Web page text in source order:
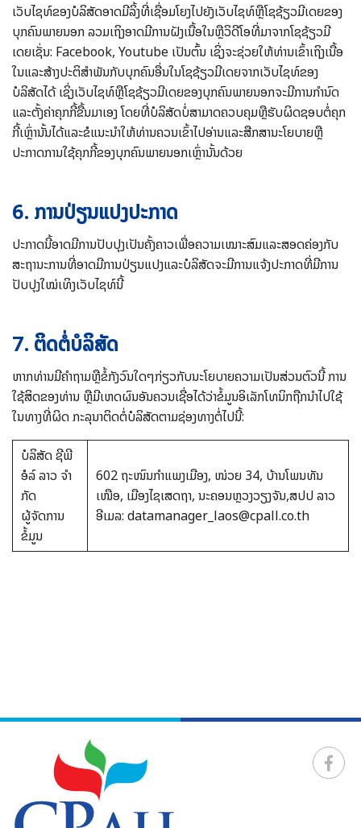
ເວັບໄຊທ໌ຂອງບໍລິສັດອາດມີລິ້ງທີ່ເຊື່ອມໂຍງໄປຍັງເວັບໄຊທ໌ຫຼືໂຊຊ້ຽວມີເດຍຂອງ
ບຸກຄົນພາຍນອກ ລວມເຖິງອາດມີການຝັງເນື້ອໃນຫຼືວິດີໂອທີ່ມາຈາກໂຊຊ້ຽວມີ
ເດຍເຊັ່ນ: Facebook, Youtube ເປັນຕົ້ນ ເຊິ່ງຈະຊ່ວຍໃຫ້ທ່ານເຂົ້າເຖິງເນື້ອ
ໃນແລະສ້າງປະຕິສຳພັນກັບບຸກຄົນອື່ນໃນໂຊຊ້ຽວມີເດຍຈາກເວັບໄຊທ໌ຂອງ
ບໍລິສັດໄດ້ ເຊິ່ງເວັບໄຊທ໌ຫຼືໂຊຊ້ຽວມີເດຍຂອງບຸກຄົນພາຍນອກຈະມີການກຳນົດ
ແລະຕັ້ງຄ່າຄຸກກີ້ຂື້ນມາເອງ ໂດຍທີ່ບໍລິສັດບໍ່ສາມາດຄວບຄຸມຫຼືຮັບຜິດຊອບຕໍ່ຄຸກ
ກີ້ເຫຼົ່ານັ້ນໄດ້ແລະຂໍແນະນຳໃຫ້ທ່ານຄວນເຂົ້າໄປອ່ານແລະສືກສານະໂຍບາຍຫຼື
ປະກາດການໃຊ້ຄຸກກີ້ຂອງບຸກຄົນພາຍນອກເຫຼົ່ານັ້ນດ້ວຍ
6. ການປ່ຽນແປງປະກາດ
ປະກາດນີ້ອາດມີການປັບປຸງເປັນຄັ້ງຄາວເພື່ອຄວາມເໝາະສົມແລະສອດຄ່ອງກັບ
ສະຖານະການທີ່ອາດມີການປ່ຽນແປງແລະບໍລິສັດຈະມີການແຈ້ງປະກາດທີ່ມີການ
ປັບປຸງໃໝ່ເທິງເວັບໄຊທ໌ນີ້
7. ຕິດຕໍ່ບໍລິສັດ
ຫາກທ່ານມີຄຳຖາມຫຼືຂໍ້ກັງວົນໃດໆກ່ຽວກັບນະໂຍບາຍຄວາມເປັນສ່ວນຕົວນີ້ ການ
ໃຊ້ສິດຂອງທ່ານ ຫຼືມີເຫດຜົນອັນຄວນເຊື່ອໄດ້ວ່າຂໍ້ມູນອິເລັກໂທນິກຖືກນຳໄປໃຊ້
ໃນທາງທີ່ຜິດ ກະລຸນາຕິດຕໍ່ບໍລິສັດຕາມຊ່ອງທາງຕໍ່ໄປນີ້:
ບໍລິສັດ ຊີພີ
ອໍລ໌ ລາວ ຈໍາ
ກັດ
ຜູ້ຈັດການ
ຂໍ້ມູນ
602 ຖະໜົນກໍາແພງເມືອງ, ໜ່ວຍ 34, ບ້ານໂພນທັນ
ເໜືອ, ເມືອງໄຊເສດຖາ, ນະຄອນຫຼວງວຽງຈັນ,ສປປ ລາວ
ອີເມລ: datamanager_laos@cpall.co.th